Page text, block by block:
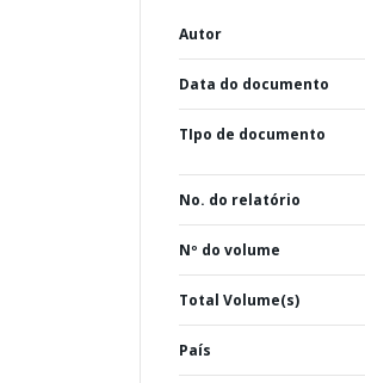
Autor
Data do documento
TIpo de documento
No. do relatório
Nº do volume
Total Volume(s)
País